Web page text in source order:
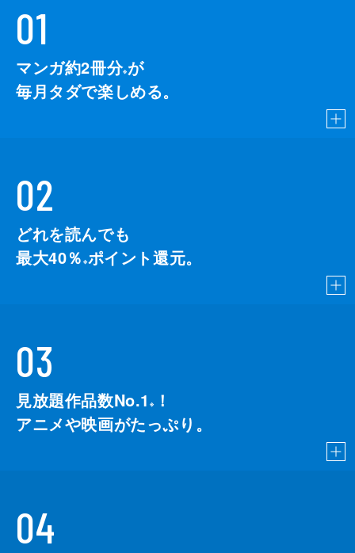
01
マンガ約2冊分※が
毎月タダで楽しめる。
02
どれを読んでも
最大40％ ※ポイント還元。
03
見放題作品数No.1 ※
！
アニメや映画がたっぷり。
04